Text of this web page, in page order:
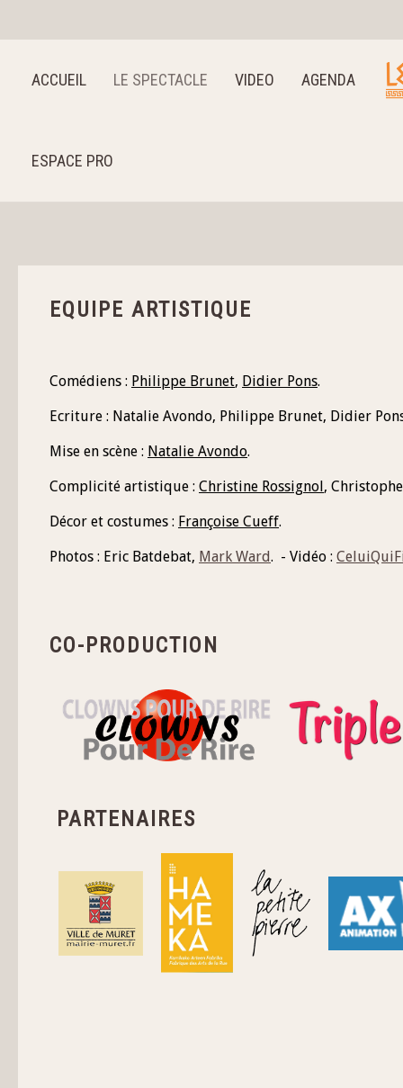
ACCUEIL LE SPECTACLE VIDEO AGENDA
ESPACE PRO
EQUIPE ARTISTIQUE
Comédiens : Philippe Brunet, Didier Pons.
Ecriture : Natalie Avondo, Philippe Brunet, Didier
Mise en scène : Natalie Avondo.
Complicité artistique : Christine Rossignol,
Décor et costumes : Françoise Cueff.
Photos : Eric Batdebat, Mark Ward. - Vidéo :
CO-PRODUCTION
PARTENAIRES